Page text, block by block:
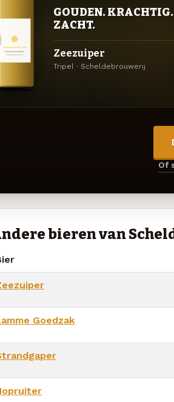
GOUDEN. KRACHTIG.
ZACHT.
Zeezuiper
Tripel · Scheldebrouwerij
Of
bieren van
Goedzak